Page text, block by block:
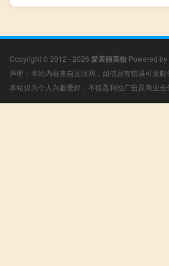
Copyright © 2012 - 2026 爱美丽美妆 Powered by
声明：本站内容来自互联网，如信息有错误可发
本站仅为个人兴趣爱好，不接盈利性广告及商业合